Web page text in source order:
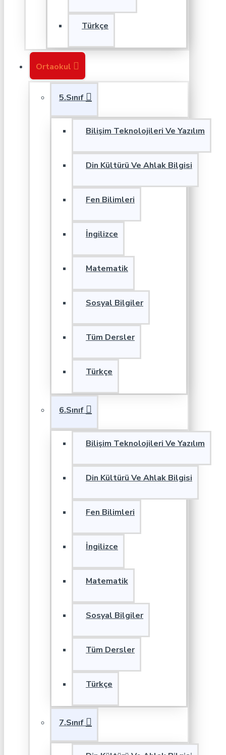
Türkçe
Ortaokul
5.Sınıf
Bilişim Teknolojileri Ve Yazılım
Din Kültürü Ve Ahlak Bilgisi
Fen Bilimleri
İngilizce
Matematik
Sosyal Bilgiler
Tüm Dersler
Türkçe
6.Sınıf
Bilişim Teknolojileri Ve Yazılım
Din Kültürü Ve Ahlak Bilgisi
Fen Bilimleri
İngilizce
Matematik
Sosyal Bilgiler
Tüm Dersler
Türkçe
7.Sınıf